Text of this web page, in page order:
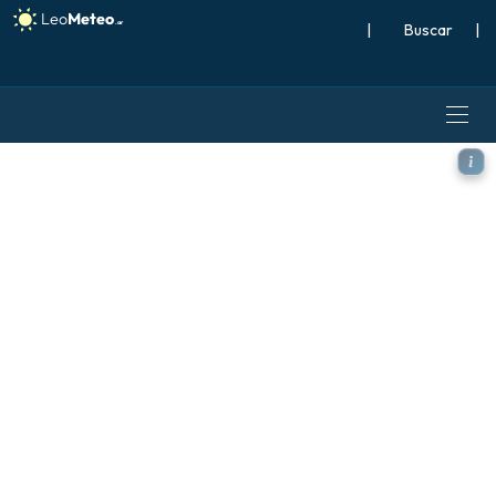
| |
ECMWF IFS 0.25° modelo